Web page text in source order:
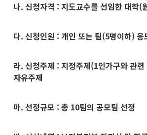
나. 신청자격 : 지도교수를 선임한 대학(
다. 신청인원 : 개인 또는 팀(5명이하) 응
라. 신청주제 : 지정주제(1인가구와 관
자유주제
마. 선정규모 : 총 10팀의 공모팀 선정